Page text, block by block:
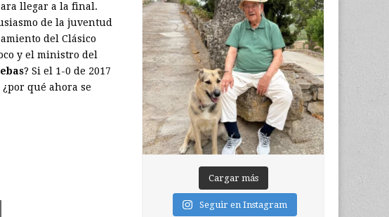
llegar a la final.
de la juventud
del Clásico
y el ministro del
? Si el 1-0 de 2017
qué ahora se
Cargar más
Seguir en Instagram